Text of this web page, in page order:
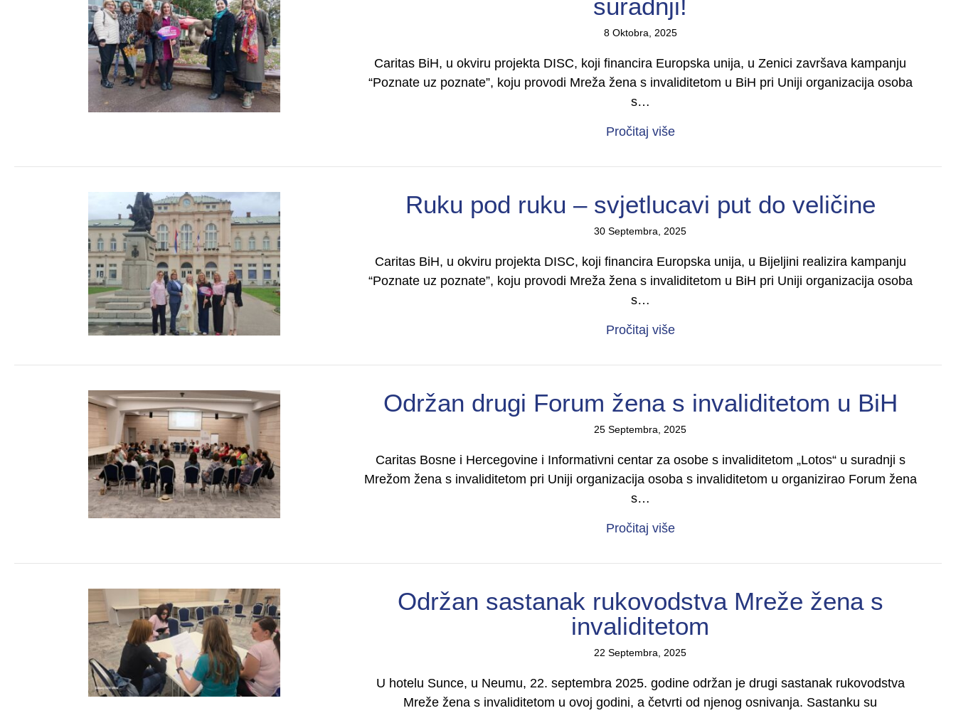
suradnji!
8 Oktobra, 2025
Caritas BiH, u okviru projekta DISC, koji financira Europska unija, u Zenici završava kampanju
“Poznate uz poznate”, koju provodi Mreža žena s invaliditetom u BiH pri Uniji organizacija osoba
s…
Pročitaj višeabout Zenica – Šlag na kraju: Snaga je isključivo
Ruku pod ruku – svjetlucavi put do veličine
30 Septembra, 2025
Caritas BiH, u okviru projekta DISC, koji financira Europska unija, u Bijeljini realizira kampanju
“Poznate uz poznate”, koju provodi Mreža žena s invaliditetom u BiH pri Uniji organizacija osoba
s…
Pročitaj višeabout Ruku pod ruku – svjetlucavi put do veličine
Održan drugi Forum žena s invaliditetom u BiH
25 Septembra, 2025
Caritas Bosne i Hercegovine i Informativni centar za osobe s invaliditetom „Lotos“ u suradnji s
Mrežom žena s invaliditetom pri Uniji organizacija osoba s invaliditetom u organizirao Forum žena
s…
Pročitaj višeabout Održan drugi Forum žena s invaliditetom u
Održan sastanak rukovodstva Mreže žena s
invaliditetom
22 Septembra, 2025
U hotelu Sunce, u Neumu, 22. septembra 2025. godine održan je drugi sastanak rukovodstva
Mreže žena s invaliditetom u ovoj godini, a četvrti od njenog osnivanja. Sastanku su